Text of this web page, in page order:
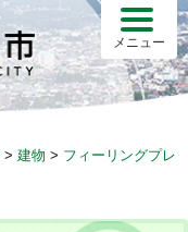
メニュー
> 建物 > フィーリングプレ